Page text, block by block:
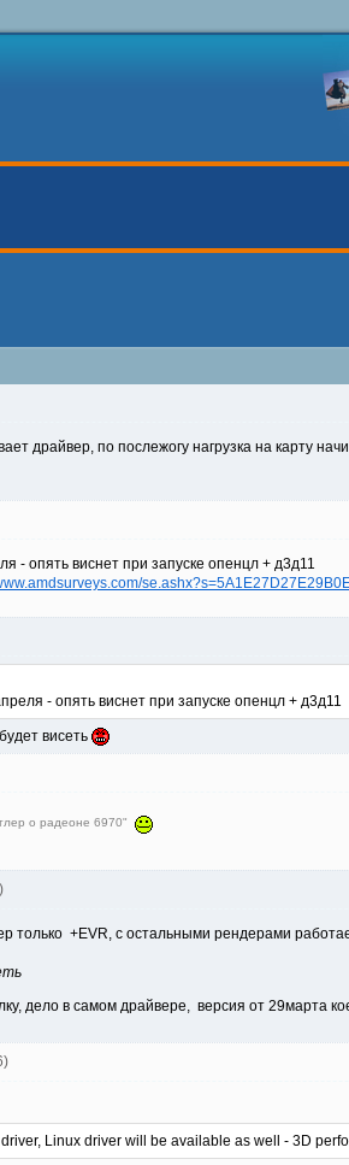
драйвер, по послежогу нагрузка на карту
- опять виснет при запуске опенцл + д3д11
- опять виснет при запуске опенцл + д3д11
висеть
о радеоне 6970"
только +EVR, с остальными рендерами
дело в самом драйвере, версия от 29марта
Linux driver will be available as well - 3D